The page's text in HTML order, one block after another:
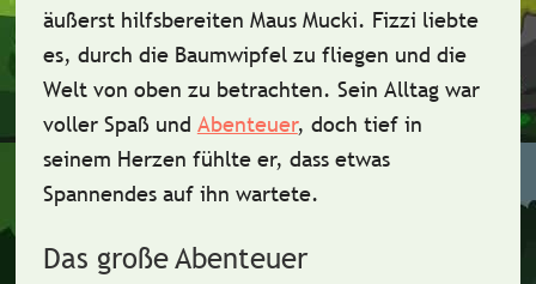
äußerst hilfsbereiten Maus Mucki. Fizzi liebte
es, durch die Baumwipfel zu fliegen und die
Welt von oben zu betrachten. Sein Alltag war
voller Spaß und Abenteuer, doch tief in
seinem Herzen fühlte er, dass etwas
Spannendes auf ihn wartete.
Das große Abenteuer